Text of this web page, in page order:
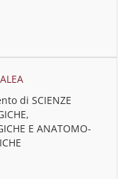
di SCIENZE
E ANATOMO-